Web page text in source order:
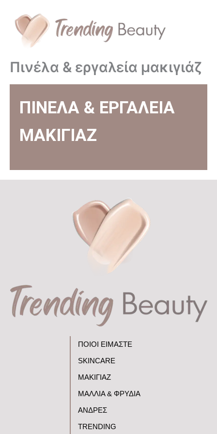
content
Πινέλα & εργαλεία μακιγιάζ
ΠΙΝΕΛΑ & ΕΡΓΑΛΕΙΑ
ΜΑΚΙΓΙΑΖ
ΠΟΙΟΙ ΕΙΜΑΣΤΕ
SKINCARE
ΜΑΚΙΓΙΑΖ
ΜΑΛΛΙΑ & ΦΡΥΔΙΑ
ΑΝΔΡΕΣ
TRENDING